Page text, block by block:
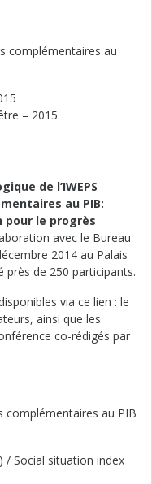
complémentaires au
– 2015
de l’IWEPS
au PIB:
pour le progrès
avec le Bureau
2014 au Palais
près de 250 participants.
via ce lien : le
ainsi que les
co-rédigés par
complémentaires au PIB
/ Social situation index